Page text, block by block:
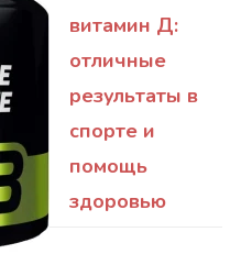
витамин Д:
отличные
результаты в
спорте и
помощь
здоровью